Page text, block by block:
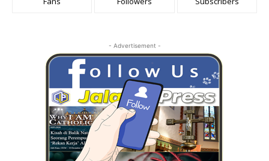
- Advertisement -